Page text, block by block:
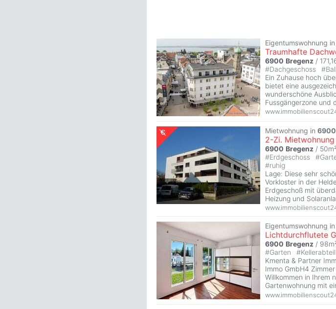
Eigentumswohnung in
Traumhafte
6900 Bregenz /
#Dachgeschoss #
Ein Zuhause hoch
bietet eine
wunderschöne
Fussgängerzone und
Mietwohnung in 6900
2-Zi. Mietwohnung
6900 Bregenz /
#Erdgeschoss #
#ruhig
Lage: Diese sehr
Vorkloster in der
Erdgeschoß mit
Heizung und
Eigentumswohnung in
Lichtdurchflutete
6900 Bregenz /
#Garten #Kellerabteil
Kmenta & Partner
Immo GmbH4
Willkommen in Ihrem
Gartenwohnung mit